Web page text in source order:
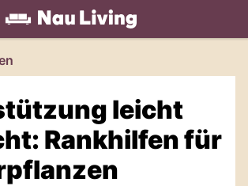
leicht
Rankhilfen für